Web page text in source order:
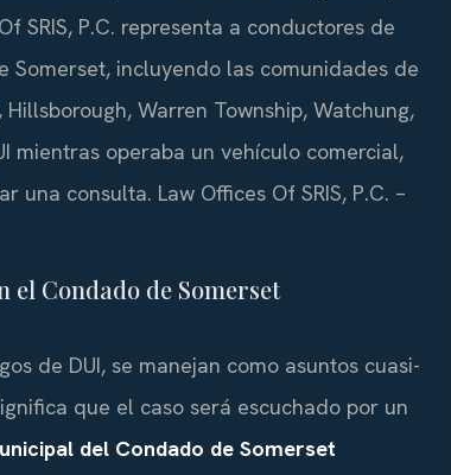
SRIS, P.C. representa a conductores de
Somerset, incluyendo las comunidades de
Warren Township, Watchung,
mientras operaba un vehículo comercial,
una consulta. Law Offices Of SRIS, P.C. –
el Condado de Somerset
de DUI, se manejan como asuntos cuasi-
que el caso será escuchado por un
del Condado de Somerset